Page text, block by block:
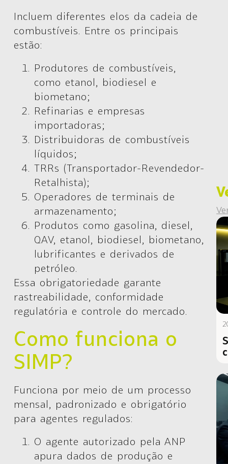
Incluem diferentes elos da cadeia de
combustíveis. Entre os principais
estão:
Produtores de combustíveis,
como etanol, biodiesel e
biometano;
Refinarias e empresas
importadoras;
Distribuidoras de combustíveis
líquidos;
TRRs (Transportador-Revendedor-
Retalhista);
Operadores de terminais de
armazenamento;
Produtos como gasolina, diesel,
QAV, etanol, biodiesel, biometano,
lubrificantes e derivados de
petróleo.
Essa obrigatoriedade garante
rastreabilidade, conformidade
regulatória e controle do mercado.
Como funciona o
SIMP?
Funciona por meio de um processo
mensal, padronizado e obrigatório
para agentes regulados:
O agente autorizado pela ANP
apura dados de produção e